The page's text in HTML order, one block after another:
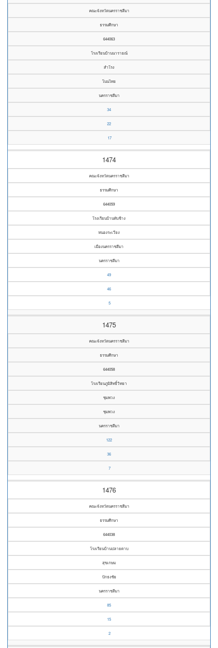
คณะจังหวัดนครราชสีมา
ธรรมศึกษา
644063
โรงเรียนบ้านนารายณ์
สำโรง
โนนไทย
นครราชสีมา
34
22
17
1474
คณะจังหวัดนครราชสีมา
ธรรมศึกษา
644059
โรงเรียนบ้านทับช้าง
หนองระเวียง
เมืองนครราชสีมา
นครราชสีมา
49
46
5
1475
คณะจังหวัดนครราชสีมา
ธรรมศึกษา
644058
โรงเรียนภูมิสิทธิ์วิทยา
ชุมพวง
ชุมพวง
นครราชสีมา
122
36
7
1476
คณะจังหวัดนครราชสีมา
ธรรมศึกษา
644038
โรงเรียนบ้านปลายดาบ
สุขเกษม
ปักธงชัย
นครราชสีมา
85
15
2